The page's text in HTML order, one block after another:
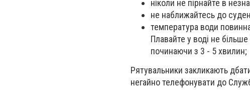
ніколи не пірнайте в
не наближайтесь до
температура води
Плавайте у воді не
починаючи з 3 - 5 хвилин;
Рятувальники закликають
негайно телефонувати до